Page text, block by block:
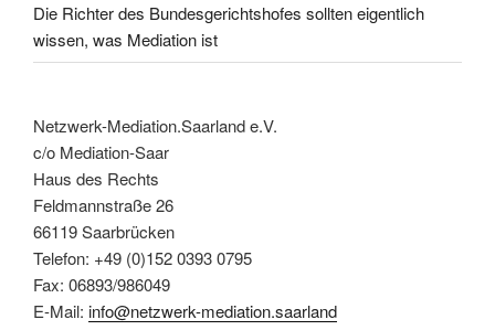
Die Richter des Bundesgerichtshofes sollten eigentlich
wissen, was Mediation ist
Netzwerk-Mediation.Saarland e.V.
c/o Mediation-Saar
Haus des Rechts
Feldmannstraße 26
66119 Saarbrücken
Telefon: +49 (0)152 0393 0795
Fax: 06893/986049
E-Mail: info@netzwerk-mediation.saarland